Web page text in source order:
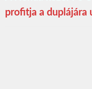
profitja a duplájára